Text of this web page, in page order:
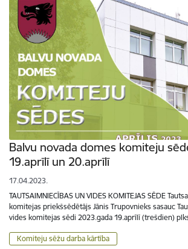
Balvu novada domes komiteju
19.aprīlī un 20.aprīlī
17.04.2023.
TAUTSAIMNIECĪBAS UN VIDES KOMITEJAS SĒDE
komitejas priekšsēdētājs Jānis Trupovnieks sasauc
vides komitejas sēdi 2023.gada 19.aprīlī (trešdien)
Komiteju sēžu darba kārtība